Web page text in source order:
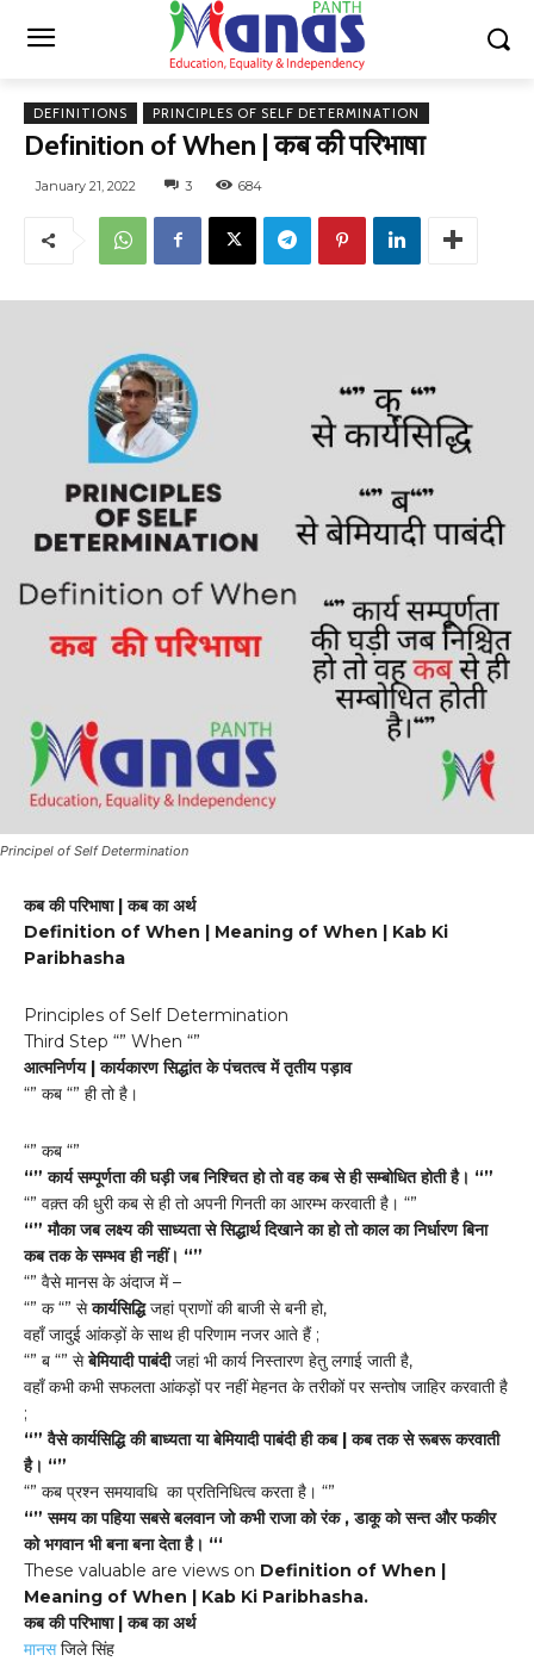
DEFINITIONS PRINCIPLES OF SELF DETERMINATION
Definition of When | कब की परिभाषा
January 21, 2022 3 684
Principel of Self Determination
कब की परिभाषा | कब का अर्थ
Definition of When | Meaning of When | Kab Ki
Paribhasha
Principles of Self Determination
Third Step “” When “”
आत्मनिर्णय | कार्यकारण सिद्धांत के पंचतत्व में तृतीय पड़ाव
“” कब “” ही तो है।
“” कब “”
“” कार्य सम्पूर्णता की घड़ी जब निश्चित हो तो वह कब से ही सम्बोधित होती है। “”
“” वक़्त की धुरी कब से ही तो अपनी गिनती का आरम्भ करवाती है। “”
“” मौका जब लक्ष्य की साध्यता से सिद्धार्थ दिखाने का हो तो काल का निर्धारण बिना
कब तक के सम्भव ही नहीं। “”
“” वैसे मानस के अंदाज में –
“” क “” सेकार्यसिद्धिजहां प्राणों की बाजी से बनी हो,
वहाँ जादुई आंकड़ों के साथ ही परिणाम नजर आते हैं ;
“” ब “” सेबेमियादी पाबंदीजहां भी कार्य निस्तारण हेतु लगाई जाती है,
वहाँ कभी कभी सफलता आंकड़ों पर नहीं मेहनत के तरीकों पर सन्तोष जाहिर करवाती है
;
“” वैसे कार्यसिद्धि की बाध्यता या बेमियादी पाबंदी ही कब | कब तक से रूबरू करवाती
है। “”
“” कब प्रश्न समयावधि का प्रतिनिधित्व करता है। “”
“” समय का पहिया सबसे बलवान जो कभी राजा को रंक , डाकू को सन्त और फकीर
को भगवान भी बना बना देता है। “‘
These valuable are views on Definition of When |
Meaning of When | Kab Ki Paribhasha.
कब की परिभाषा | कब का अर्थ
मानसजिले सिंह